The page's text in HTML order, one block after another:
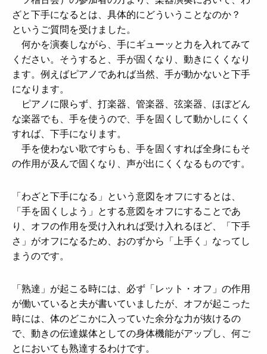
ざと下手になるとは、具体的にどういうことなのか？
というご質問を受けました。
何かを演奏しながら、手にギューッと力を入れてみて
ください。そうすると、手が固くなり、動きにくくなり
ます。例えばピアノであれば当然、手が動かないと下手
になります。
ピアノに限らず、打楽器、管楽器、弦楽器、ほぼどん
な楽器でも、手を使うので、手を固くして動かしにくく
すれば、下手になります。
手を使わない歌ですらも、手を固くすれば全身にもそ
の作用が及んで固くなり、声が出にくくなるものです。
「わざと下手になる」という意図をオフにするとは、
「手を固くしよう」とする意図をオフにすることであ
り、オフの作用を受け入れれば受け入れるほど、「下手
さ」がオフになるため、おのずから「上手く」なってし
まうのです。
「熟達」が起こる時には、必ず「レット・オフ」の作用
が働いていると夫が書いていましたが、オフが起こった
時には、体のどこかに入っていた余分な力が抜けるの
で、動きの伝達媒体としての身体機能がアップし、何ご
とにおいても熟達するわけです。